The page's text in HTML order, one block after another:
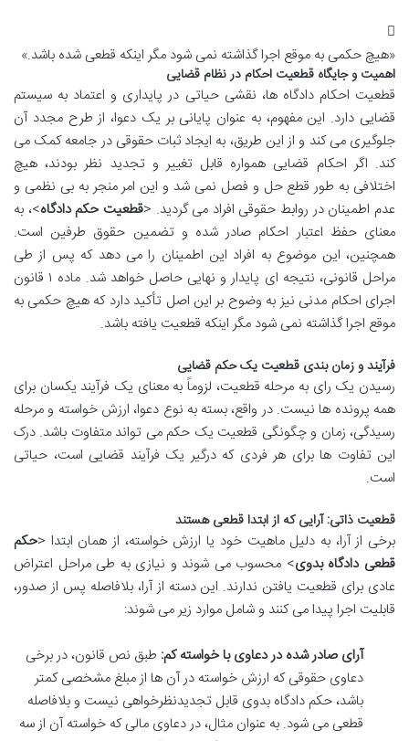
«هیچ حکمی به موقع اجرا گذاشته نمی شود مگر اینکه قطعی شده باشد.»
اهمیت و جایگاه قطعیت احکام در نظام قضایی
قطعیت احکام دادگاه ها، نقشی حیاتی در پایداری و اعتماد به سیستم
قضایی دارد. این مفهوم، به عنوان پایانی بر یک دعوا، از طرح مجدد آن
جلوگیری می کند و از این طریق، به ایجاد ثبات حقوقی در جامعه کمک می
کند. اگر احکام قضایی همواره قابل تغییر و تجدید نظر بودند، هیچ
اختلافی به طور قطع حل و فصل نمی شد و این امر منجر به بی نظمی و
عدم اطمینان در روابط حقوقی افراد می گردید. <قطعیت حکم دادگاه>، به
معنای حفظ اعتبار احکام صادر شده و تضمین حقوق طرفین است.
همچنین، این موضوع به افراد این اطمینان را می دهد که پس از طی
مراحل قانونی، نتیجه ای پایدار و نهایی حاصل خواهد شد. ماده ۱ قانون
اجرای احکام مدنی نیز به وضوح بر این اصل تأکید دارد که هیچ حکمی به
موقع اجرا گذاشته نمی شود مگر اینکه قطعیت یافته باشد.
فرآیند و زمان بندی قطعیت یک حکم قضایی
رسیدن یک رای به مرحله قطعیت، لزوماً به معنای یک فرآیند یکسان برای
همه پرونده ها نیست. در واقع، بسته به نوع دعوا، ارزش خواسته و مرحله
رسیدگی، زمان و چگونگی قطعیت یک حکم می تواند متفاوت باشد. درک
این تفاوت ها برای هر فردی که درگیر یک فرآیند قضایی است، حیاتی
است.
قطعیت ذاتی: آرایی که از ابتدا قطعی هستند
برخی از آرا، به دلیل ماهیت خود یا ارزش خواسته، از همان ابتدا <حکم
قطعی دادگاه بدوی> محسوب می شوند و نیازی به طی مراحل اعتراض
عادی برای قطعیت یافتن ندارند. این دسته از آرا، بلافاصله پس از صدور،
قابلیت اجرا پیدا می کنند و شامل موارد زیر می شوند:
آرای صادر شده در دعاوی با خواسته کم: طبق نص قانون، در برخی
دعاوی حقوقی که ارزش خواسته در آن ها از مبلغ مشخصی کمتر
باشد، حکم دادگاه بدوی قابل تجدیدنظرخواهی نیست و بلافاصله
قطعی می شود. به عنوان مثال، در دعاوی مالی که خواسته آن از سه